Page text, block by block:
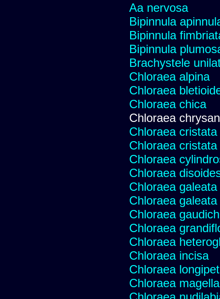
Aa nervosa
Bipinnula
Bipinnula
Bipinnula
Brachystele
Chloraea alpina
Chloraea
Chloraea chica
Chloraea
Chloraea cristata
Chloraea
Chloraea
Chloraea
Chloraea galeata
Chloraea galeata
Chloraea
Chloraea
Chloraea
Chloraea incisa
Chloraea
Chloraea